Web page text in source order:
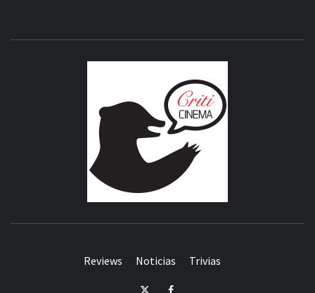
Reviews Noticias Trivias
TwitterFacebook